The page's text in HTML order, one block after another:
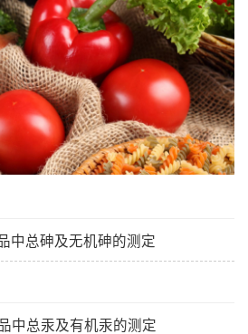
中总砷及无机砷的测定
中总汞及有机汞的测定